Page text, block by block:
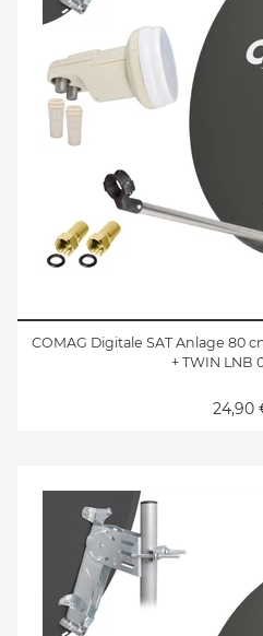
COMAG Digitale SAT Anlage 80
+ TWIN LNB
24,90